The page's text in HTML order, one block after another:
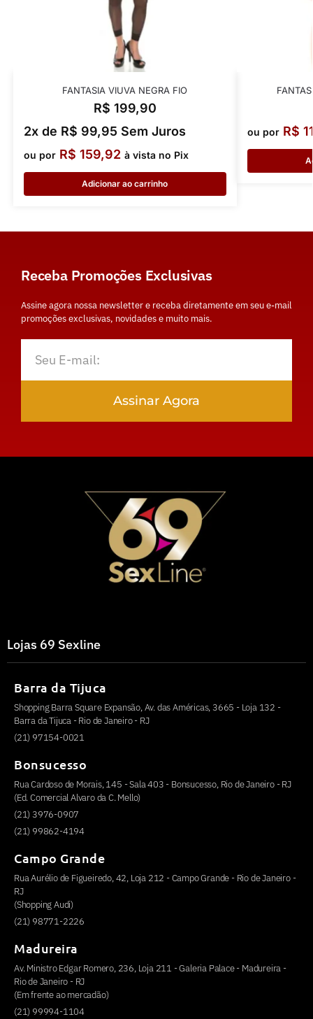
FANTASIA VIUVA NEGRA FIO
R$ 199,90
2x de R$ 99,95 Sem Juros
ou por R$ 159,92 à vista no Pix
Adicionar ao carrinho
ou por R$
Receba Promoções Exclusivas
Assine agora nossa newsletter e receba diretamente em seu e-mail
promoções exclusivas, novidades e muito mais.
Assinar Agora
Lojas 69 Sexline
Barra da Tijuca
Shopping Barra Square Expansão, Av. das Américas, 3665 - Loja 132 -
Barra da Tijuca - Rio de Janeiro - RJ
(21) 97154-0021
Bonsucesso
Rua Cardoso de Morais, 145 - Sala 403 - Bonsucesso, Rio de Janeiro - RJ
(Ed. Comercial Alvaro da C. Mello)
(21) 3976-0907
(21) 99862-4194
Campo Grande
Rua Aurélio de Figueiredo, 42, Loja 212 - Campo Grande - Rio de Janeiro -
RJ
(Shopping Audi)
(21) 98771-2226
Madureira
Av. Ministro Edgar Romero, 236, Loja 211 - Galeria Palace - Madureira -
Rio de Janeiro - RJ
(Em frente ao mercadão)
(21) 99994-1104